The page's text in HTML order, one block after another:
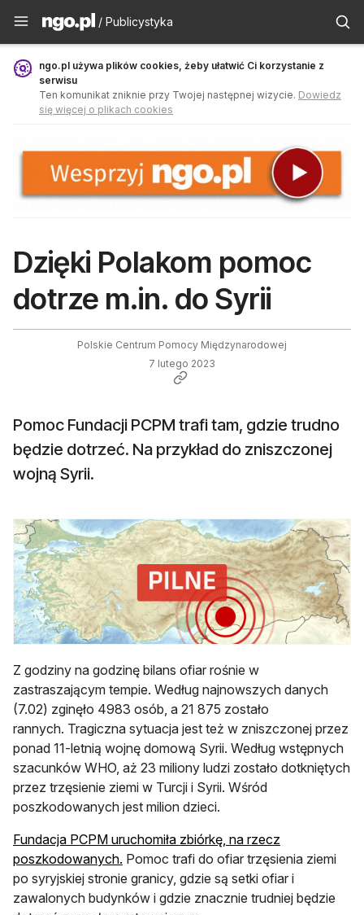
Publicystyka - ngo.pl
/ Publicystyka
ngo.pl używa plików cookies, żeby ułatwić Ci korzystanie z
serwisu
Ten komunikat zniknie przy Twojej następnej wizycie. Dowiedz
się więcej o plikach cookies
Dzięki Polakom pomoc
dotrze m.in. do Syrii
Polskie Centrum Pomocy Międzynarodowej
7 lutego 2023
Pomoc Fundacji PCPM trafi tam, gdzie trudno
będzie dotrzeć. Na przykład do zniszczonej
wojną Syrii.
Z godziny na godzinę bilans ofiar rośnie w
zastraszającym tempie. Według najnowszych danych
(7.02) zginęło 4983 osób, a 21 875 zostało
rannych. Tragiczna sytuacja jest też w zniszczonej przez
ponad 11-letnią wojnę domową Syrii. Według wstępnych
szacunków WHO, aż 23 miliony ludzi zostało dotkniętych
przez trzęsienie ziemi w Turcji i Syrii. Wśród
poszkodowanych jest milion dzieci.
Fundacja PCPM uruchomiła zbiórkę, na rzecz
poszkodowanych. otwiera się w nowej karcie
Pomoc trafi do ofiar trzęsienia ziemi
po syryjskiej stronie granicy, gdzie są setki ofiar i
zawalonych budynków i gdzie znacznie trudniej będzie